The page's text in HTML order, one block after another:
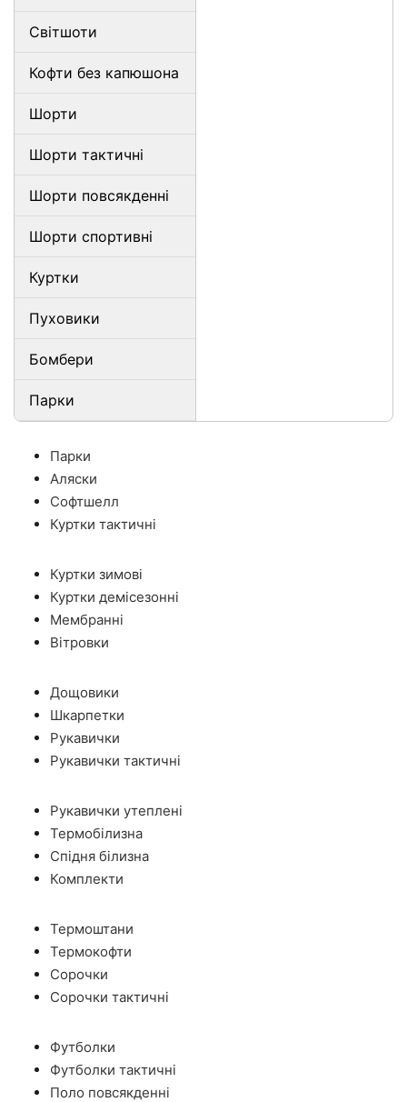
Світшоти
Кофти без капюшона
Шорти
Шорти тактичні
Шорти повсякденні
Шорти спортивні
Куртки
Пуховики
Бомбери
Парки
Парки
Аляски
Софтшелл
Куртки тактичні
Куртки зимові
Куртки демісезонні
Мембранні
Вітровки
Дощовики
Шкарпетки
Рукавички
Рукавички тактичні
Рукавички утеплені
Термобілизна
Спідня білизна
Комплекти
Термоштани
Термокофти
Сорочки
Сорочки тактичні
Футболки
Футболки тактичні
Поло повсякденні